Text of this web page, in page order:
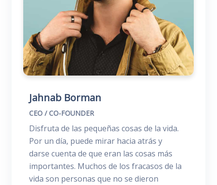
Jahnab Borman
CEO / CO-FOUNDER
Disfruta de las pequeñas cosas de la vida.
Por un día, puede mirar hacia atrás y
darse cuenta de que eran las cosas más
importantes. Muchos de los fracasos de la
vida son personas que no se dieron